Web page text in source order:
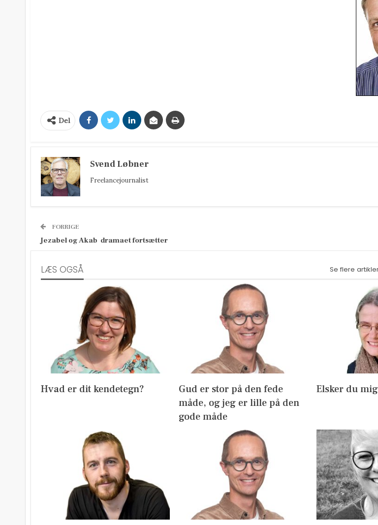
Del
Svend Løbner
Freelancejournalist
FORRIGE
Jezabel og Akab  dramaet fortsætter
LÆS OGSÅ Se flere
Hvad er dit kendetegn?
Gud er stor på den fede
måde, og jeg er lille på den
gode måde
Elsker du